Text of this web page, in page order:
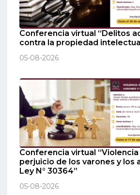
Conferencia virtual “Delitos
contra la propiedad
05-08-2026
Conferencia virtual
perjuicio de los varones y los
Ley N° 30364”
05-08-2026